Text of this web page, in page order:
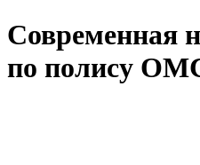
Современная
по полису